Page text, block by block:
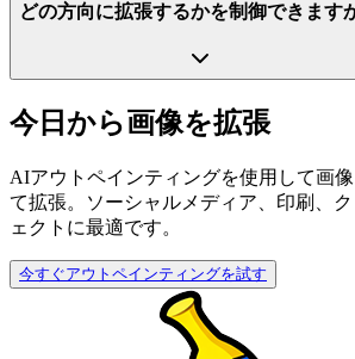
どの方向に拡張するかを制御できます
今日から画像を拡張
AIアウトペインティングを使用して画
て拡張。ソーシャルメディア、印刷、
ェクトに最適です。
今すぐアウトペインティングを試す